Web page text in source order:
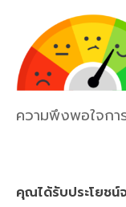
ความพึงพอใจกา
คุณได้รับประโยชน์